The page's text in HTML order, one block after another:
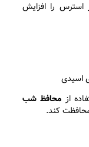
استرس را افزایش
اسیدی
از محافظ شب
کند.